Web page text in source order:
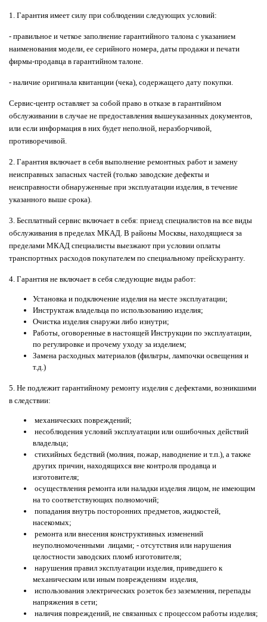
1. Гарантия имеет силу при соблюдении следующих условий:
- правильное и четкое заполнение гарантийного талона с указанием
наименования модели, ее серийного номера, даты продажи и печати
фирмы-продавца в гарантийном талоне.
- наличие оригинала квитанции (чека), содержащего дату покупки.
Сервис-центр оставляет за собой право в отказе в гарантийном
обслуживании в случае не предоставления вышеуказанных документов,
или если информация в них будет неполной, неразборчивой,
противоречивой.
2. Гарантия включает в себя выполнение ремонтных работ и замену
неисправных запасных частей (только заводские дефекты и
неисправности обнаруженные при эксплуатации изделия, в течение
указанного выше срока).
3. Бесплатный сервис включает в себя: приезд специалистов на все виды
обслуживания в пределах МКАД. В районы Москвы, находящиеся за
пределами МКАД специалисты выезжают при условии оплаты
транспортных расходов покупателем по специальному прейскуранту.
4. Гарантия не включает в себя следующие виды работ:
Установка и подключение изделия на месте эксплуатации;
Инструктаж владельца по использованию изделия;
Очистка изделия снаружи либо изнутри;
Работы, оговоренные в настоящей Инструкции по эксплуатации,
по регулировке и прочему уходу за изделием;
Замена расходных материалов (фильтры, лампочки освещения и
т.д.)
5. Не подлежит гарантийному ремонту изделия с дефектами, возникшими
в следствии:
механических повреждений;
несоблюдения условий эксплуатации или ошибочных действий
владельца;
стихийных бедствий (молния, пожар, наводнение и т.п.), а также
других причин, находящихся вне контроля продавца и
изготовителя;
осуществления ремонта или наладки изделия лицом, не имеющим
на то соответствующих полномочий;
попадания внутрь посторонних предметов, жидкостей,
насекомых;
ремонта или внесения конструктивных изменений
неуполномоченными лицами; - отсутствия или нарушения
целостности заводских пломб изготовителя;
нарушения правил эксплуатации изделия, приведшего к
механическим или иным повреждениям изделия,
использования электрических розеток без заземления, перепады
напряжения в сети;
наличия повреждений, не связанных с процессом работы изделия;